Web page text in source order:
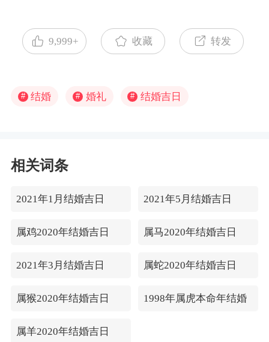
9,999+ 收藏 转发
# 结婚 # 婚礼 # 结婚吉日
相关词条
2021年1月结婚吉日 2021年5月结婚吉日
属鸡2020年结婚吉日 属马2020年结婚吉日
2021年3月结婚吉日 属蛇2020年结婚吉日
属猴2020年结婚吉日 1998年属虎本命年结婚
属羊2020年结婚吉日